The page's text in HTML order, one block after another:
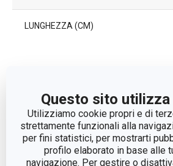
Questo sito
Utilizziamo cookie propri e di
strettamente funzionali alla
per fini statistici, per mostrarti
profilo elaborato in base alle
navigazione. Per gestire o
LUNGHEZZA (CM)
CATEGORIA
LINEA DI PRODOTTO